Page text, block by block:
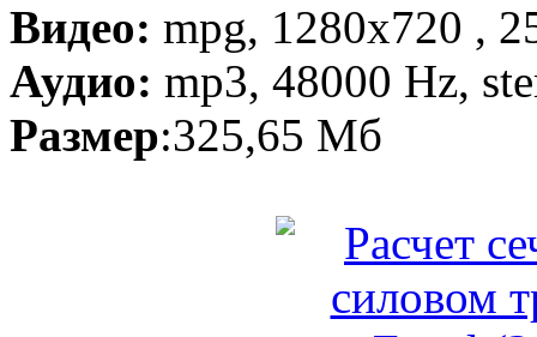
Видео: mpg, 1280х720 ,
Аудио: mp3, 48000 Hz,
Размер:325,65 Мб